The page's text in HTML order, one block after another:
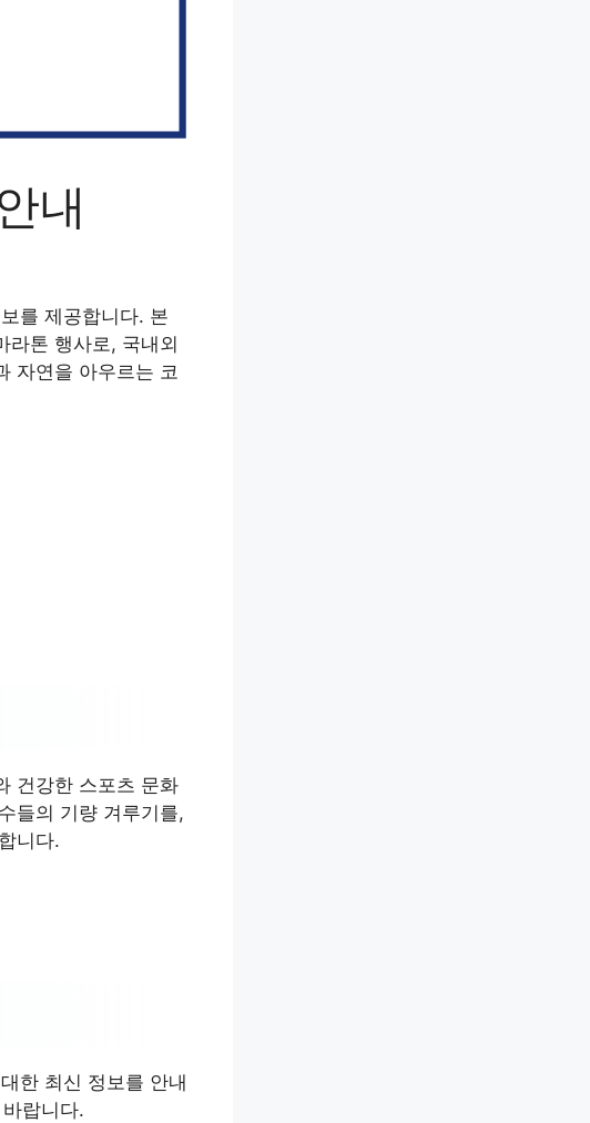
내
를 제공합니다. 본
라톤 행사로, 국내외
자연을 아우르는 코
건강한 스포츠 문화
들의 기량 겨루기를,
니다.
한 최신 정보를 안내
랍니다.